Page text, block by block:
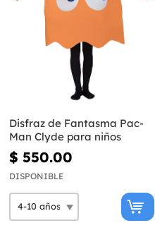
Disfraz de Fantasma Pac-
Man Clyde para niños
$ 550.00
DISPONIBLE